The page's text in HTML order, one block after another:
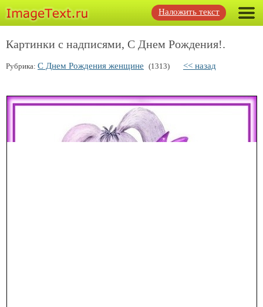
Наложить текст
Картинки с надписями, С Днем Рождения!.
Рубрика: С Днем Рождения женщине (1313) << назад